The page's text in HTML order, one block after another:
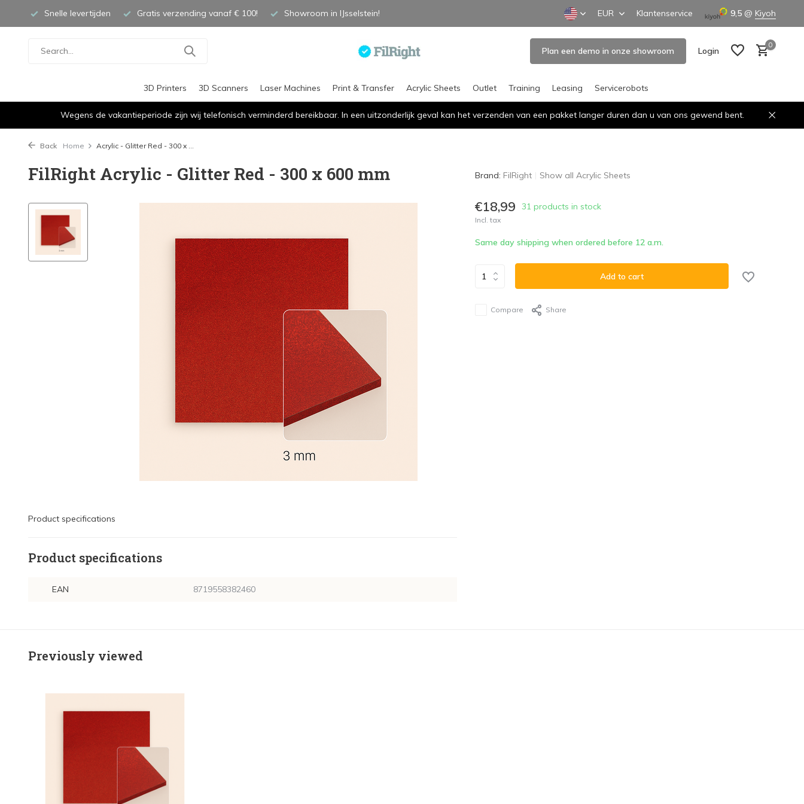
Snelle levertijden Gratis verzending vanaf € 100! Showroom in IJsselstein! EUR Klantenservice 9,5 @ Kiyoh
Plan een demo in onze showroom Login
0
3D Printers 3D Scanners Laser Machines Print & Transfer Acrylic Sheets Outlet Training Leasing Servicerobots
Wegens de vakantieperiode zijn wij telefonisch verminderd bereikbaar. In een uitzonderlijk geval kan het verzenden van een pakket langer duren dan u van ons gewend bent.
Back Home Acrylic - Glitter Red - 300 x ...
FilRight Acrylic - Glitter Red - 300 x 600 mm
Product specifications
Product specifications
EAN 8719558382460
Brand: FilRight Show all Acrylic Sheets
€18,99 31 products in stock
Incl. tax
Same day shipping when ordered before 12 a.m.
Add to cart
Compare Share
Previously viewed